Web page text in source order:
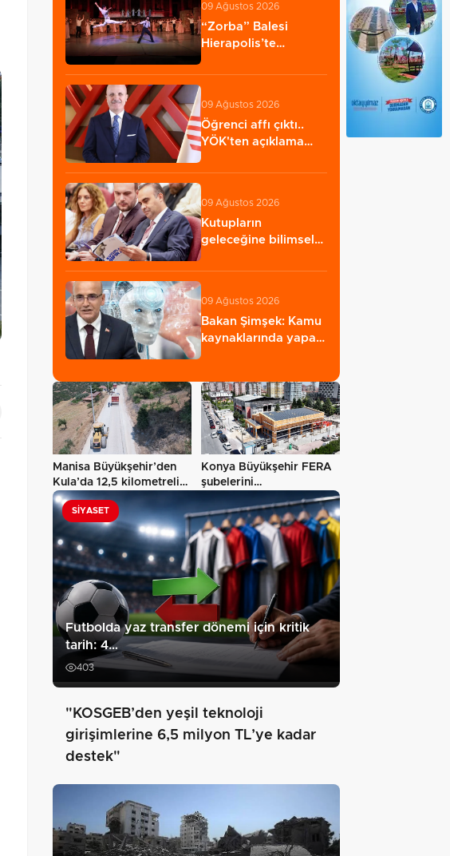
09 Ağustos 2026
“Zorba” Balesi
Hierapolis’te
09 Ağustos 2026
Öğrenci affı çıktı..
YÖK'ten açıklama
09 Ağustos 2026
Kutupların
geleceğine bilimsel
09 Ağustos 2026
Bakan Şimşek: Kamu
kaynaklarında yapay
Manisa Büyükşehir’den
Kula’da 12,5 kilometrelik
yol…
Konya Büyükşehir FERA
şubelerini
SIYASET
Futbolda yaz transfer dönemi için kritik
tarih: 4…
403
"KOSGEB’den yeşil teknoloji
girişimlerine 6,5 milyon TL’ye kadar
destek"